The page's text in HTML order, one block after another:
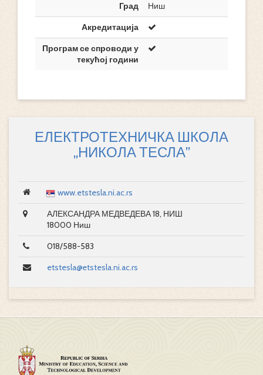
Град
Ниш
Акредитација
Програм се спроводи у
текућој години
ЕЛЕКТРОТЕХНИЧКА ШКОЛА
„НИКОЛА ТЕСЛА”
www.etstesla.ni.ac.rs
АЛЕКСАНДРА МЕДВЕДЕВА 18, НИШ
18000 Ниш
018/588-583
etstesla@etstesla.ni.ac.rs